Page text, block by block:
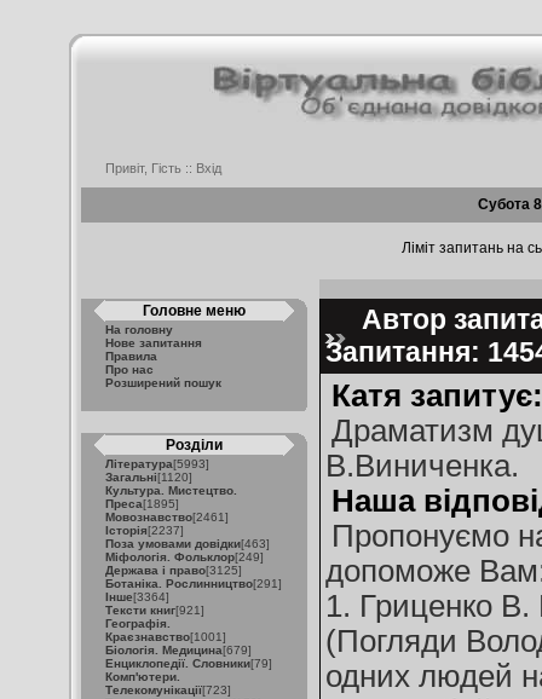
Привіт, Гість :: Вхід
Субота
Ліміт запитань на
Головне меню
На головну
Нове запитання
Правила
Про нас
Розширений пошук
Розділи
Література[5993]
Загальні[1120]
Культура. Мистецтво.
Преса[1895]
Мовознавство[2461]
Історія[2237]
Поза умовами довідки[463]
Міфологія. Фольклор[249]
Держава і право[3125]
Ботаніка. Рослинництво[291]
Інше[3364]
Тексти книг[921]
Географія.
Краєзнавство[1001]
Біологія. Медицина[679]
Енциклопедії. Словники[79]
Комп'ютери.
Телекомунікації[723]
Автор
Запитання:
Катя запитує:
Драматизм
В.Виниченка.
Наша
Пропонуємо
допоможе
1. Гриценко В.
(Погляди
одних людей